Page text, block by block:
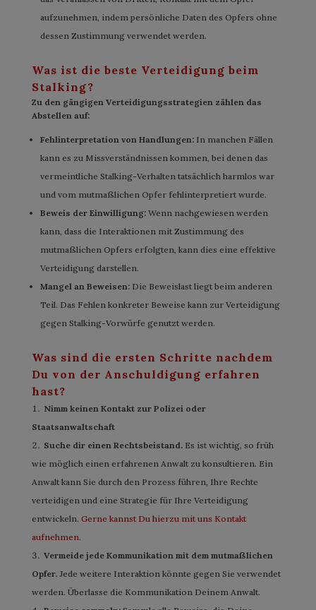
aufzunehmen, indem persönliche Daten des Opfers ohne
dessen Zustimmung verwendet werden.
Was ist die beste Verteidigung beim
Stalking?
Zu den gängigen Verteidigungsstrategien zählen das
Abstellen auf:
Fehlinterpretation von Handlungen:In manchen Fällen
kann es zu Missverständnissen kommen, bei denen das
vermeintliche Stalking-Verhalten tatsächlich harmlos war
und vom mutmaßlichen Opfer fehlinterpretiert wurde.
Beweis der Einwilligung:Wenn nachgewiesen werden
kann, dass die Interaktionen mit Zustimmung des
mutmaßlichen Opfers erfolgten, kann dies eine effektive
Verteidigung darstellen.
Mangel an Beweisen:Die Beweislast liegt beim anderen
Teil. Das Fehlen konkreter Beweise kann zur Verteidigung
gegen Stalking-Vorwürfe genutzt werden.
Was sind die ersten Schritte nachdem
Du von der Anschuldigung erfahren
hast?
Nimm keinen Kontakt zur Polizei oder
Staatsanwaltschaft
Suche dir einen Rechtsbeistand.Es ist wichtig, so früh
wie möglich einen erfahrenen Anwalt zu konsultieren. Ein
Anwalt kann Sie durch den Prozess führen, Ihre Rechte
verteidigen und eine Strategie für Ihre Verteidigung
entwickeln. Gerne kannst Du hierzu mit uns Kontakt
aufnehmen.
Vermeide jede Kommunikation mit dem mutmaßlichen
Opfer.Jede weitere Interaktion könnte gegen Sie verwendet
werden. Überlasse die Kommunikation Deinem Anwalt.